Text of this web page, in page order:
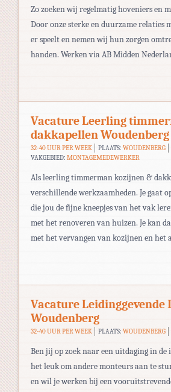
Zo zoeken wij regelmatig hoveniers en
Door onze sterke en duurzame relaties
er speelt en nemen wij hun zorgen
handen. Werken via AB Midden
Vacature Leerling
dakkapellen
32-40 UUR PER WEEK PLAATS: WOUDENBERG
VAKGEBIED: MONTAGEMEDEWERKER
Als leerling timmerman kozijnen &
verschillende werkzaamheden. Je gaat
die jou de fijne kneepjes van het vak
met het renoveren van huizen. Je kan
met het vervangen van kozijnen en
Vacature
Woudenberg
32-40 UUR PER WEEK PLAATS: WOUDENBERG
Ben jij op zoek naar een uitdaging in
het leuk om andere monteurs aan te
en wil je werken bij een